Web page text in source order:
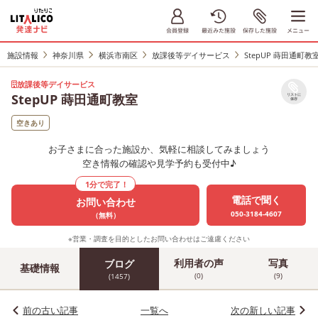
施設情報 神奈川県 横浜市南区 放課後等デイサービス StepUP 蒔田通町教
放課後等デイサービス
StepUP 蒔田通町教室 リストに
保存
空きあり
お子さまに合った施設か、気軽に相談してみましょう
空き情報の確認や見学予約も受付中♪
1分で完了！
お問い合わせ
（無料）
電話で聞く
050-3184-4607
※営業・調査を目的としたお問い合わせはご遠慮ください
基礎情報 ブログ
(1457)
利用者の声
(0)
写真
(9)
前の古い記事 一覧へ 次の新しい記事